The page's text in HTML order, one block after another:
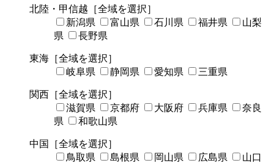
北陸・甲信越 ［全域を選択］
新潟県
富山県 石川県 福井県
山梨
県
長野県
東海 ［全域を選択］
岐阜県
静岡県 愛知県 三重県
関西 ［全域を選択］
滋賀県
京都府 大阪府 兵庫県
奈良
県
和歌山県
中国
［全域を選択］
鳥取県
島根県 岡山県 広島県
山口